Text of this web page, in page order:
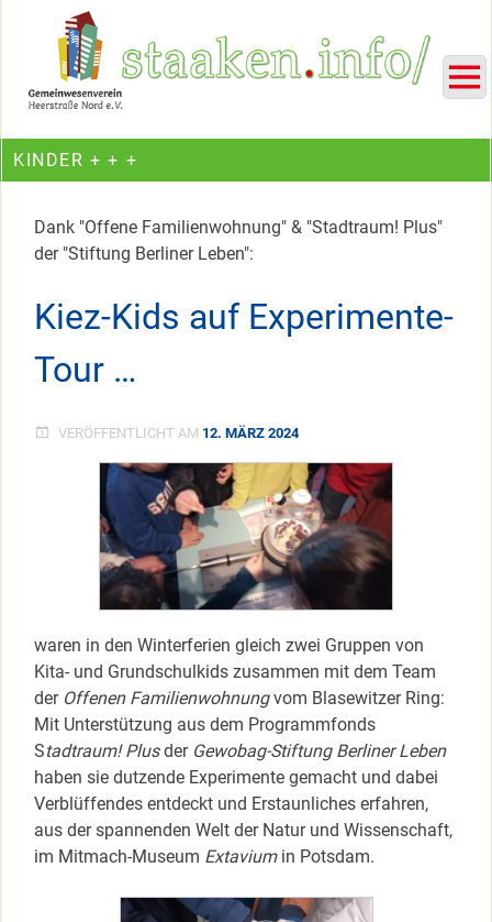
Ein Projekt des Gemeinwesenvereins Heerstraße Nord
KINDER + + +
Dank "Offene Familienwohnung" & "Stadtraum! Plus"
der "Stiftung Berliner Leben":
Kiez-Kids auf Experimente-
Tour …
VERÖFFENTLICHT AM 12. MÄRZ 2024
waren in den Winterferien gleich zwei Gruppen von
Kita- und Grundschulkids zusammen mit dem Team
derOffenen Familienwohnungvom Blasewitzer Ring:
Mit Unterstützung aus dem Programmfonds
Stadtraum! Plusder Gewobag-Stiftung Berliner Leben
haben sie dutzende Experimente gemacht und dabei
Verblüffendes entdeckt und Erstaunliches erfahren,
aus der spannenden Welt der Natur und Wissenschaft,
im Mitmach-Museum Extaviumin Potsdam.